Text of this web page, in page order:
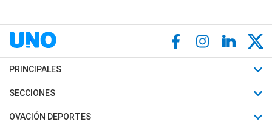
PRINCIPALES
Últimas Noticias
Política
SECCIONES
Horóscopo
OVACIÓN DEPORTES